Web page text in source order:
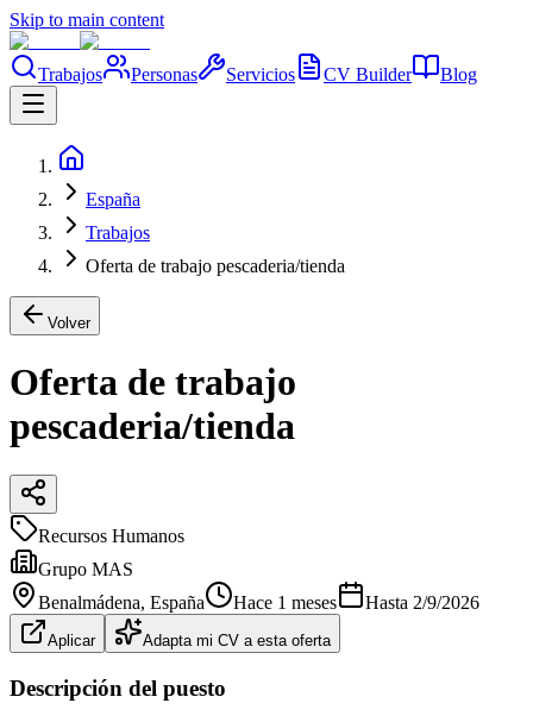
Skip to main content
Trabajos Personas Servicios CV Builder Blog
España
Trabajos
Oferta de trabajo pescaderia/tienda
Volver
Oferta de trabajo
pescaderia/tienda
Recursos Humanos
Grupo MAS
Benalmádena, España Hace 1 meses Hasta 2/9/2026
Aplicar Adapta mi CV a esta oferta
Descripción del puesto